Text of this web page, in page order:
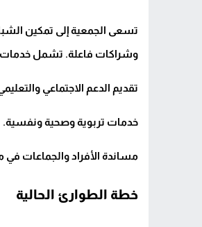
تسعى الجمعية إلى تمكين
وشراكات فاعلة. تشمل خدمات
تقديم الدعم الاجتماعي
خدمات تربوية وصحية ونفسية.
مساندة الأفراد والجماعات في
خطة الطوارئ الحالية